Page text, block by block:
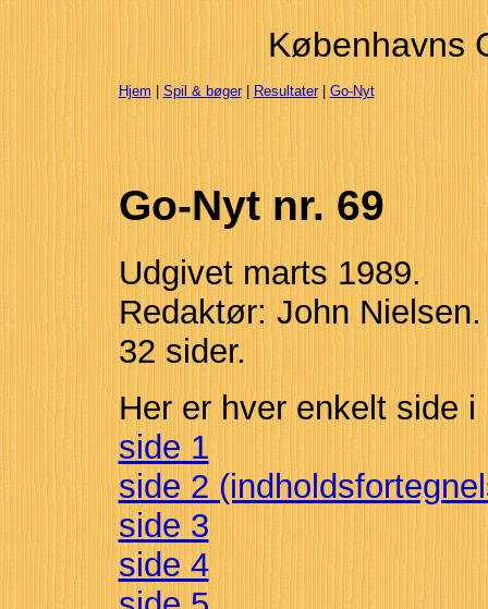
Københavns
Hjem| Spil & bøger|Resultater| Go-Nyt
Go-Nyt nr. 69
Udgivet marts 1989.
Redaktør: John Nielsen.
32 sider.
Her er hver enkelt side
side 1
side 2
side 3
side 4